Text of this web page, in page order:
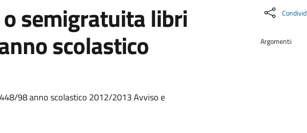
semigratuita libri
scolastico
98 anno scolastico 2012/2013 Avviso e
Condividi
Argomenti: